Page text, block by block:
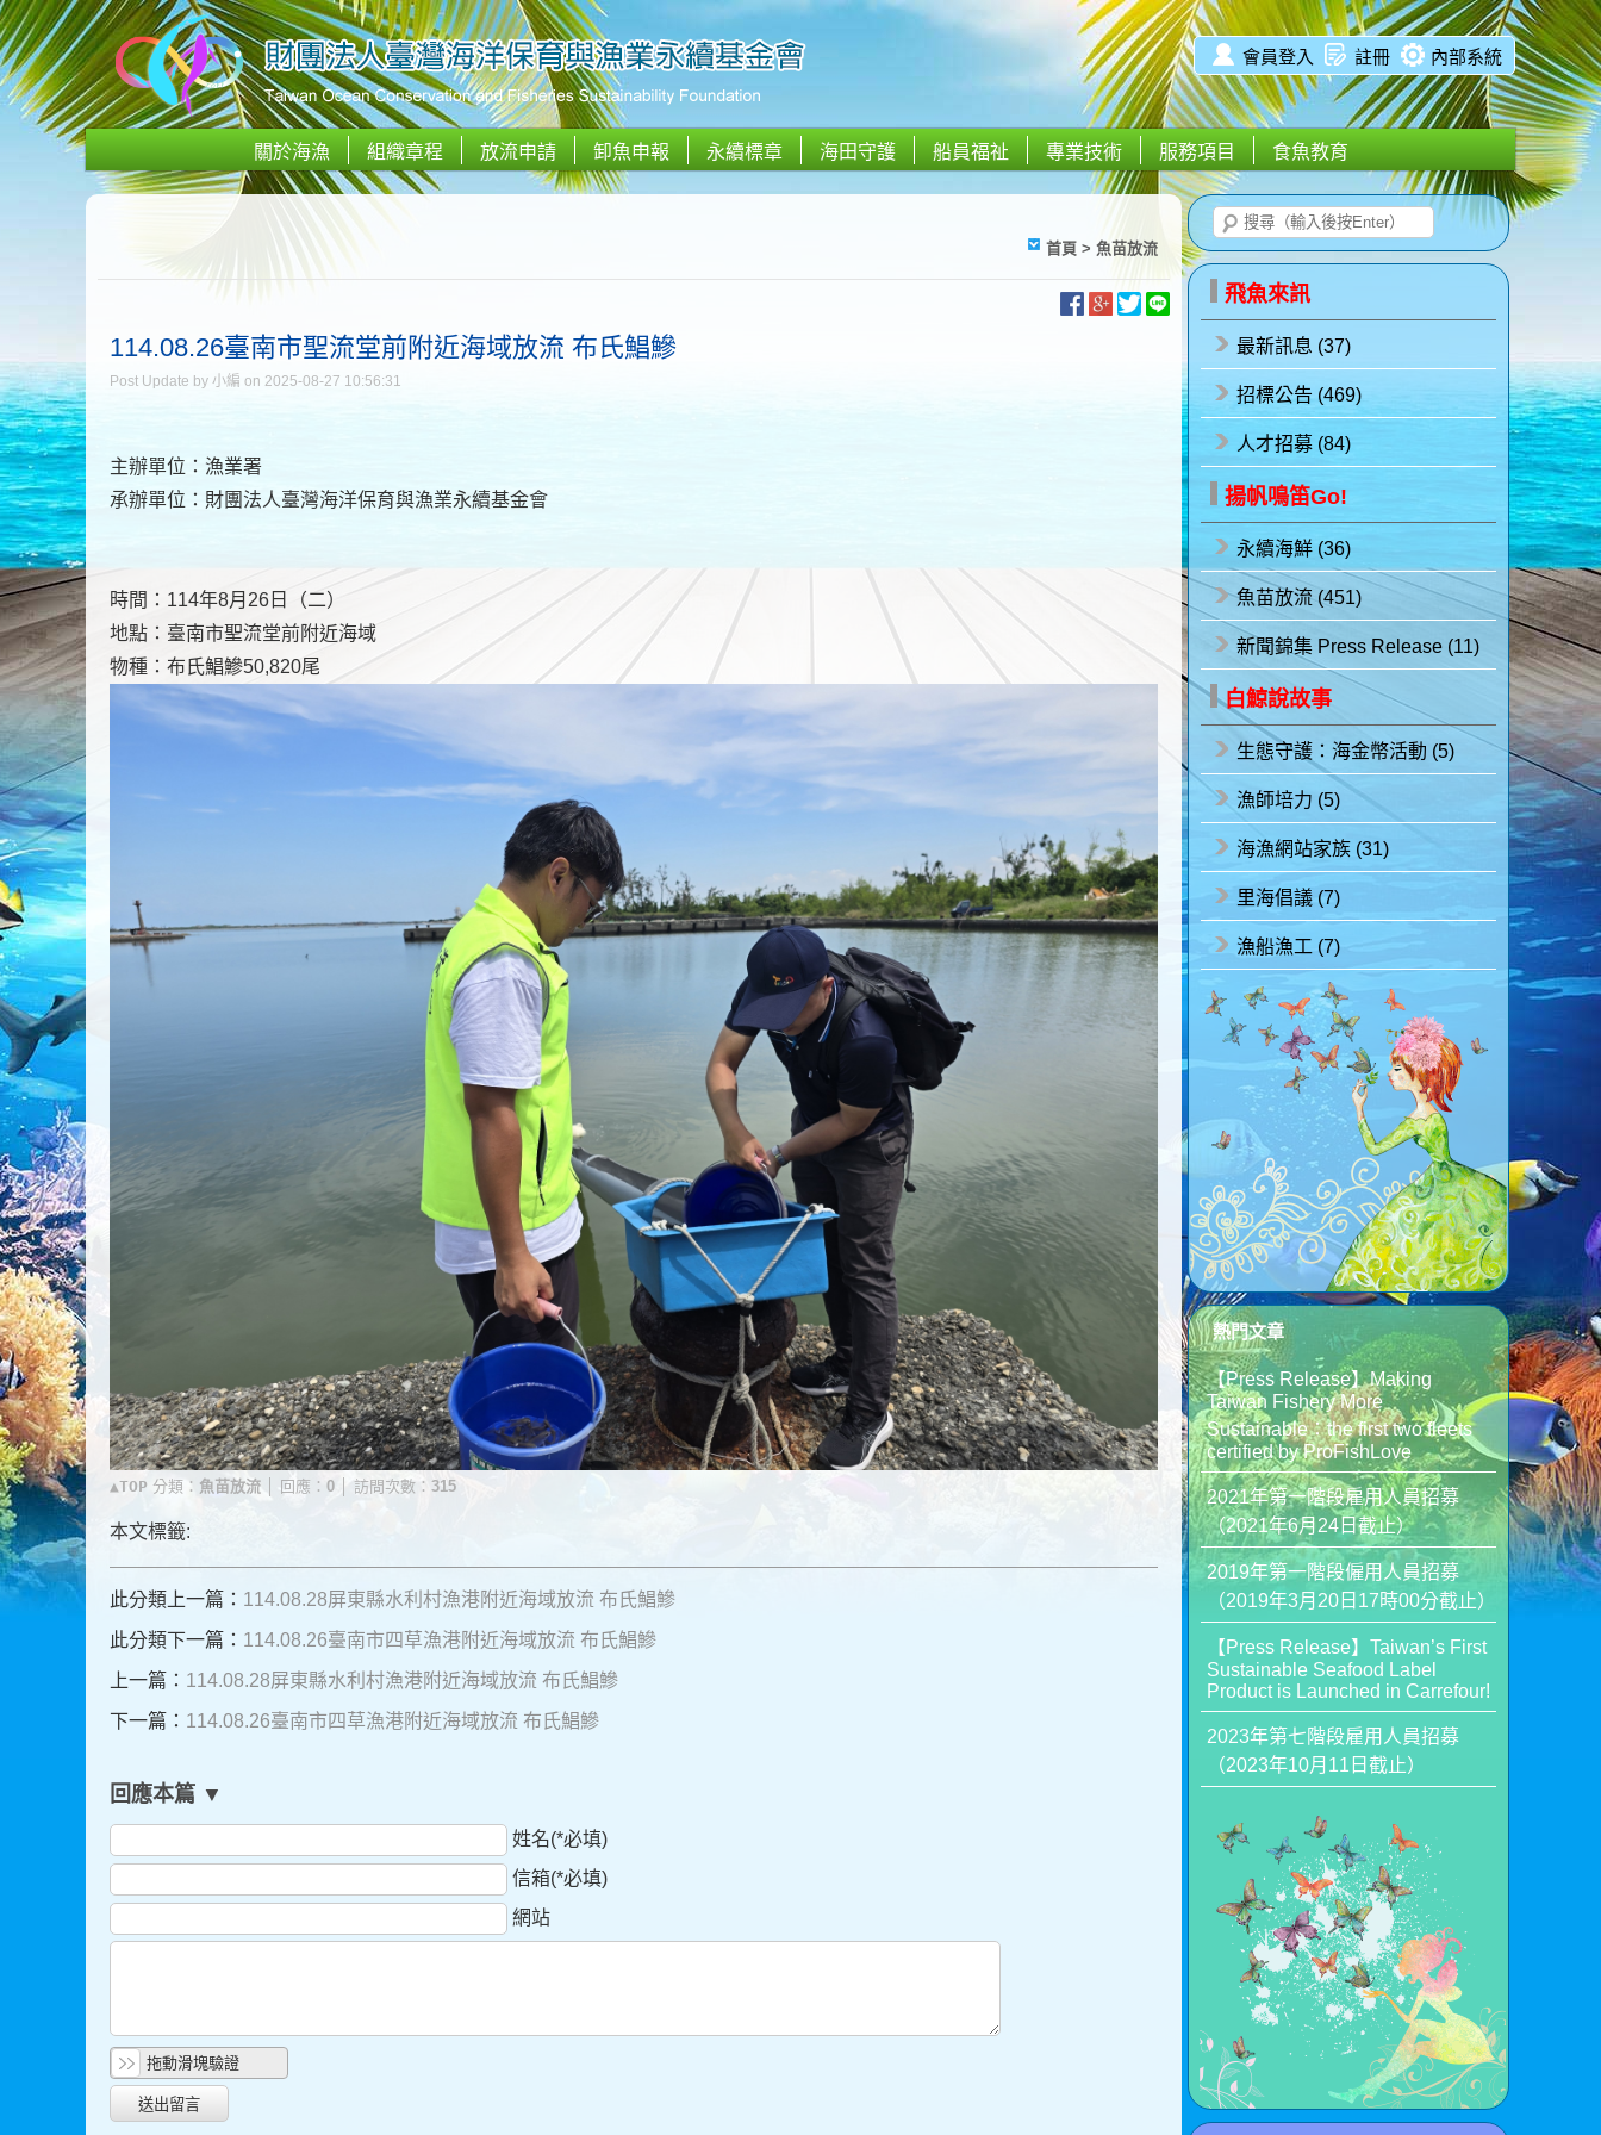
會員登入 註冊 內部系統
關於海漁 組織章程 放流申請 卸魚申報 永續標章 海田守護 船員福祉 專業技術 服務項目 食魚教育
飛魚來訊
最新訊息 (37)
招標公告 (469)
人才招募 (84)
揚帆鳴笛Go!
永續海鮮 (36)
魚苗放流 (451)
新聞錦集 Press Release (11)
白鯨說故事
生態守護：海金幣活動 (5)
漁師培力 (5)
海漁網站家族 (31)
里海倡議 (7)
漁船漁工 (7)
熱門文章
【Press Release】Making
Taiwan Fishery More
Sustainable：the first two fleets
certified by ProFishLove
2021年第一階段雇用人員招募
（2021年6月24日截止）
2019年第一階段僱用人員招募
（2019年3月20日17時00分截止）
【Press Release】Taiwan’s First
Sustainable Seafood Label
Product is Launched in Carrefour!
2023年第七階段雇用人員招募
（2023年10月11日截止）
首頁 > 魚苗放流
114.08.26臺南市聖流堂前附近海域放流 布氏鯧鰺
Post Update by 小編 on 2025-08-27 10:56:31
主辦單位：漁業署
承辦單位：財團法人臺灣海洋保育與漁業永續基金會
時間：114年8月26日（二）
地點：臺南市聖流堂前附近海域
物種：布氏鯧鰺50,820尾
▲TOP 分類： 魚苗放流 │ 回應： 0 │ 訪問次數： 315
本文標籤:
此分類上一篇： 114.08.28屏東縣水利村漁港附近海域放流 布氏鯧鰺
此分類下一篇： 114.08.26臺南市四草漁港附近海域放流 布氏鯧鰺
上一篇： 114.08.28屏東縣水利村漁港附近海域放流 布氏鯧鰺
下一篇： 114.08.26臺南市四草漁港附近海域放流 布氏鯧鰺
回應本篇 ▼
姓名(*必填)
信箱(*必填)
網站
拖動滑塊驗證